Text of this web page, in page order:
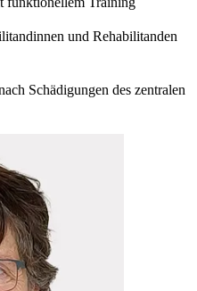
und Rehabilitanden
Schädigungen des zentralen